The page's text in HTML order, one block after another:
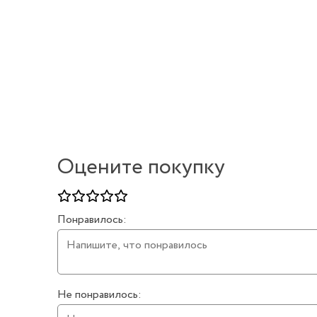
Оцените покупку
Понравилось:
Не понравилось: